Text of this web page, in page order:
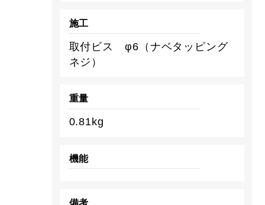
施工
取付ビス φ6（ナベタッピング
ネジ）
重量
0.81kg
機能